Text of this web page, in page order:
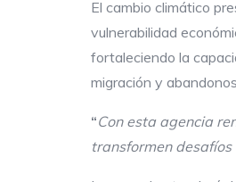
El cambio climático
vulnerabilidad
fortaleciendo la
migración y
“Con esta agencia
transformen